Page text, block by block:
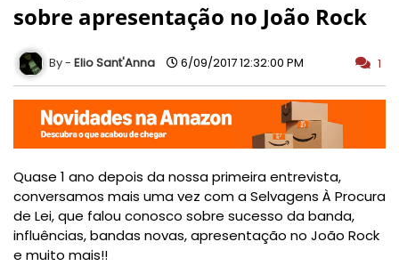
sobre apresentação no João Rock
Elio Sant'Anna 6/09/2017 12:32:00 PM 1
Quase 1 ano depois da nossa primeira entrevista,
conversamos mais uma vez com a Selvagens À Procura
de Lei, que falou conosco sobre sucesso da banda,
influências, bandas novas, apresentação no João Rock
e muito mais!!